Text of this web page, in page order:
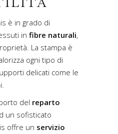
è in grado di
in fibre naturali,
La stampa è
ogni tipo di
delicati come le
del reparto
un sofisticato
offre un servizio